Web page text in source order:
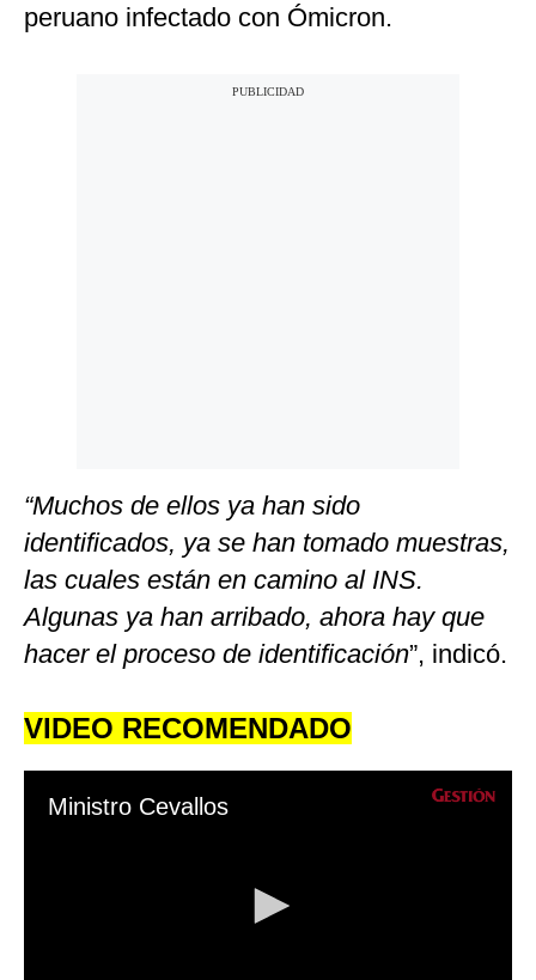
peruano infectado con Ómicron.
“Muchos de ellos ya han sido
identificados, ya se han tomado muestras,
las cuales están en camino al INS.
Algunas ya han arribado, ahora hay que
hacer el proceso de identificación”, indicó.
VIDEO RECOMENDADO
Ministro Cevallos